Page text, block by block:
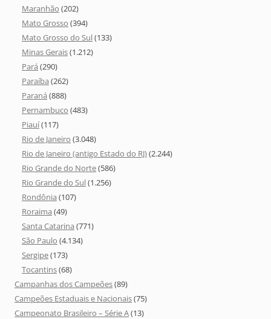
Maranhão (202)
Mato Grosso (394)
Mato Grosso do Sul(133)
Minas Gerais(1.212)
Pará (290)
Paraíba (262)
Paraná (888)
Pernambuco (483)
Piauí(117)
Rio de Janeiro (3.048)
Rio de Janeiro (antigo Estado do RJ)(2.244)
Rio Grande do Norte(586)
Rio Grande do Sul(1.256)
Rondônia (107)
Roraima (49)
Santa Catarina (771)
São Paulo (4.134)
Sergipe(173)
Tocantins(68)
Campanhas dos Campeões(89)
Campeões Estaduais e Nacionais(75)
Campeonato Brasileiro – Série A(13)